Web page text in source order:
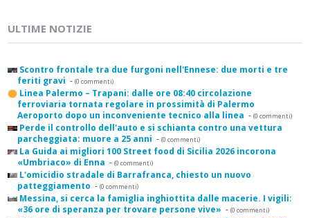
ULTIME NOTIZIE
Scontro frontale tra due furgoni nell'Ennese: due morti e tre
feriti gravi - (0 commenti)
Linea Palermo – Trapani: dalle ore 08:40 circolazione
ferroviaria tornata regolare in prossimità di Palermo
Aeroporto dopo un inconveniente tecnico alla linea - (0 commenti)
Perde il controllo dell'auto e si schianta contro una vettura
parcheggiata: muore a 25 anni - (0 commenti)
La Guida ai migliori 100 Street food di Sicilia 2026 incorona
«Umbriaco» di Enna - (0 commenti)
L'omicidio stradale di Barrafranca, chiesto un nuovo
patteggiamento - (0 commenti)
Messina, si cerca la famiglia inghiottita dalle macerie. I vigili:
«36 ore di speranza per trovare persone vive» - (0 commenti)